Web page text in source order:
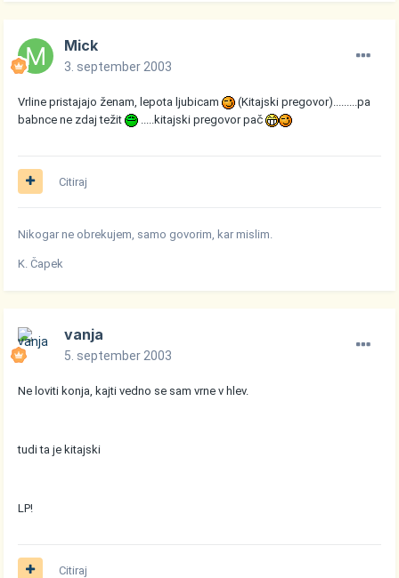
Mick
3. september 2003
Vrline pristajajo ženam, lepota ljubicam
(Kitajski pregovor).........pa
babnce ne zdaj težit
.....kitajski pregovor pač
Citiraj
Nikogar ne obrekujem, samo govorim, kar mislim.
K. Čapek
vanja
5. september 2003
Ne loviti konja, kajti vedno se sam vrne v hlev.
tudi ta je kitajski
LP!
Citiraj